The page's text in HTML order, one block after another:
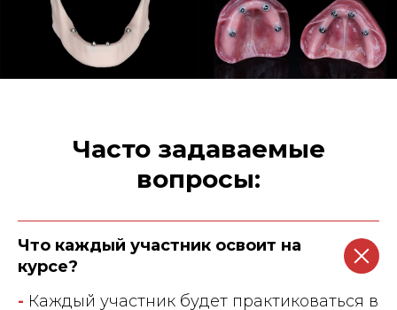
Часто задаваемые
вопросы:
Что каждый участник освоит на
курсе?
- Каждый участник будет практиковаться в